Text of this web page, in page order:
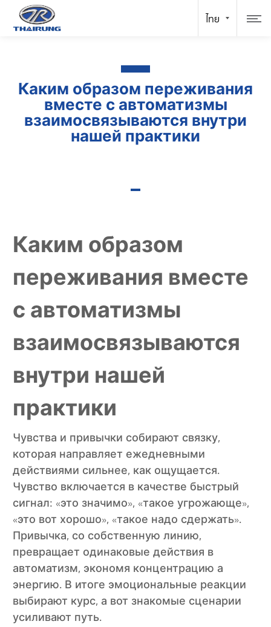
Каким образом переживания
вместе с автоматизмы
взаимосвязываются внутри
нашей практики
Каким образом
переживания вместе
с автоматизмы
взаимосвязываются
внутри нашей
практики
Чувства и привычки собирают связку,
которая направляет ежедневными
действиями сильнее, как ощущается.
Чувство включается в качестве быстрый
сигнал: «это значимо», «такое угрожающе»,
«это вот хорошо», «такое надо сдержать».
Привычка, со собственную линию,
превращает одинаковые действия в
автоматизм, экономя концентрацию а
энергию. В итоге эмоциональные реакции
выбирают курс, а вот знакомые сценарии
усиливают путь.